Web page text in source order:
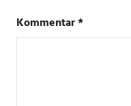
Kommentar*